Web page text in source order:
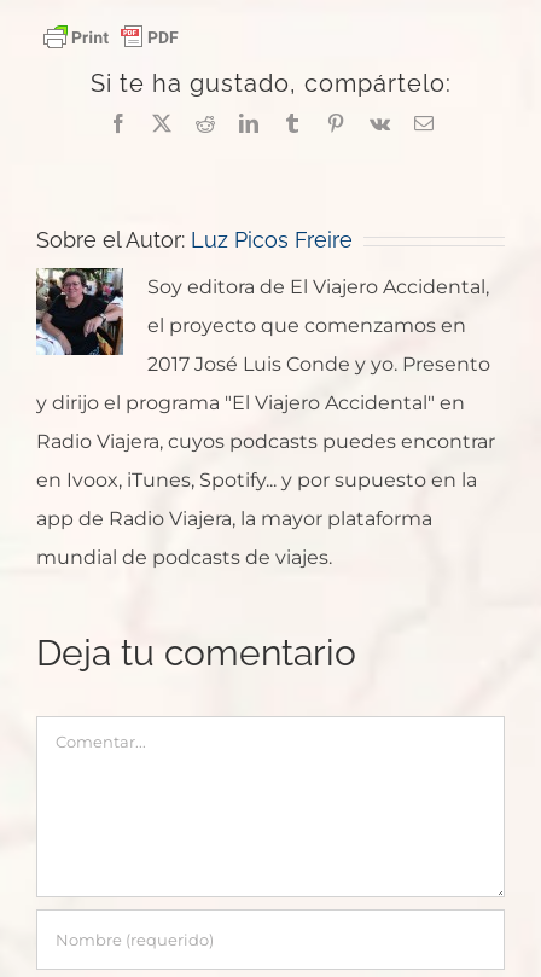
Si te ha gustado, compártelo:
Facebook
X RedditLinkedInTumblrPinterest
Vk
Correo
Sobre el Autor: Luz Picos Freire
Soy editora de El Viajero Accidental,
el proyecto que comenzamos en
2017 José Luis Conde y yo. Presento
y dirijo el programa "El Viajero Accidental" en
Radio Viajera, cuyos podcasts puedes encontrar
en Ivoox, iTunes, Spotify... y por supuesto en la
app de Radio Viajera, la mayor plataforma
mundial de podcasts de viajes.
Deja tu comentario
Comentar